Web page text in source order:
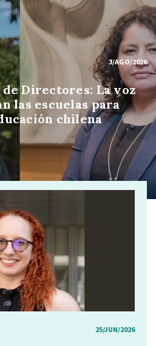
3/AGO/2026
de Directores: La voz
las escuelas para
chilena
25/JUN/2026